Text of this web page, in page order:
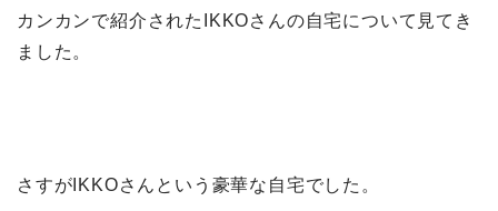
カンカンで紹介されたIKKOさんの自宅について見てき
ました。
さすがIKKOさんという豪華な自宅でした。